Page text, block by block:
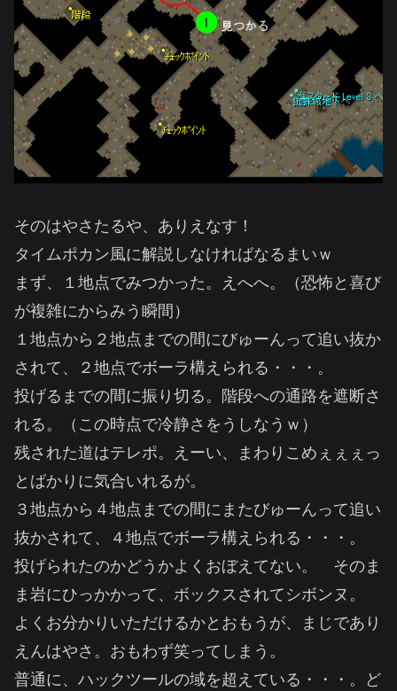
そのはやさたるや、ありえなす！
タイムポカン風に解説しなければなるまいｗ
まず、１地点でみつかった。えへへ。（恐怖と喜び
が複雑にからみう瞬間）
１地点から２地点までの間にびゅーんって追い抜か
されて、２地点でボーラ構えられる・・・。
投げるまでの間に振り切る。階段への通路を遮断さ
れる。（この時点で冷静さをうしなうｗ）
残された道はテレポ。えーい、まわりこめぇぇぇっ
とばかりに気合いれるが。
３地点から４地点までの間にまたびゅーんって追い
抜かされて、４地点でボーラ構えられる・・・。
投げられたのかどうかよくおぼえてない。 そのま
ま岩にひっかかって、ボックスされてシボンヌ。
よくお分かりいただけるかとおもうが、まじであり
えんはやさ。おもわず笑ってしまう。
普通に、ハックツールの域を超えている・・・。ど